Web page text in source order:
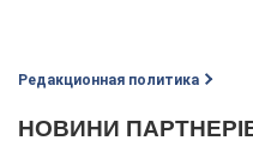
Редакционная политика